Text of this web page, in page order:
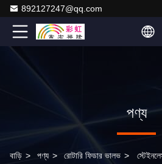
892127247@qq.com
পণ্য
বাড়ি > পণ্য > রোটারি ফিডার ভালভ >